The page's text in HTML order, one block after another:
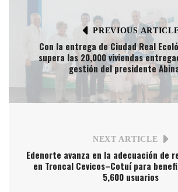
PREVIOUS
Con la entrega de Ciudad Real
supera las 20,000 viviendas
gestión del presidente
NEXT ARTICLE
Edenorte avanza en la adecuación de
en Troncal Cevicos–Cotuí para
5,600 usuarios